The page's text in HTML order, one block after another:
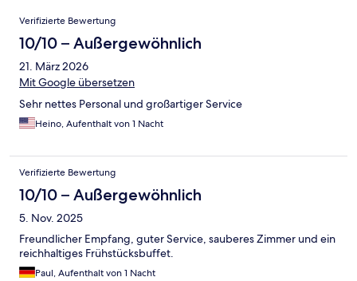
Bewertungen
Verifizierte Bewertung
10/10 – Außergewöhnlich
21. März 2026
Mit Google übersetzen
Sehr nettes Personal und großartiger Service
Heino, Aufenthalt von 1 Nacht
Verifizierte Bewertung
10/10 – Außergewöhnlich
5. Nov. 2025
Freundlicher Empfang, guter Service, sauberes Zimmer und ein
reichhaltiges Frühstücksbuffet.
Paul, Aufenthalt von 1 Nacht